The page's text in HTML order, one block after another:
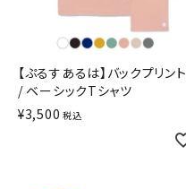
【ぷるすあるは】バックプリント
/ ベーシックTシャツ
¥3,500 税込